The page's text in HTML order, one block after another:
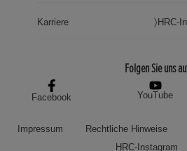
Karriere HRC-
Folgen Sie uns
Facebook YouTube
Impressum Rechtliche Hinweise
HRC-Instagram